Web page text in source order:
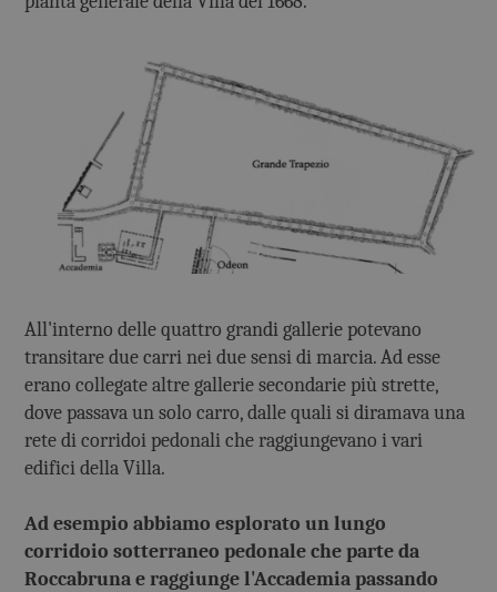
All'interno delle quattro grandi gallerie potevano
transitare due carri nei due sensi di marcia. Ad esse
erano collegate altre gallerie secondarie più strette,
dove passava un solo carro, dalle quali si diramava una
rete di corridoi pedonali che raggiungevano i vari
edifici della Villa.
Ad esempio abbiamo esplorato un lungo
corridoio sotterraneo pedonale che parte da
Roccabruna e raggiunge l'Accademia passando